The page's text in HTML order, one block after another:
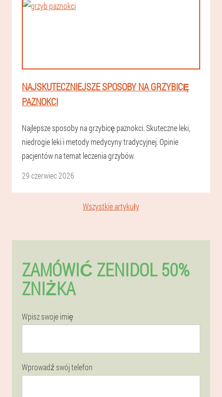
NAJSKUTECZNIEJSZE SPOSOBY NA GRZYBICĘ
PAZNOKCI
Najlepsze sposoby na grzybicę paznokci. Skuteczne leki,
niedrogie leki i metody medycyny tradycyjnej. Opinie
pacjentów na temat leczenia grzybów.
29 czerwiec 2026
Wszystkie artykuły
ZAMÓWIĆ ZENIDOL 50%
ZNIŻKA
Wpisz swoje imię
Wprowadź swój telefon